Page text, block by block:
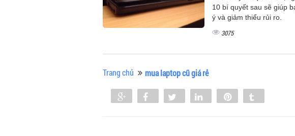
10 bí quyết sau sẽ giúp
ý và giảm thiểu rủi ro.
3075
Trang chủ mua laptop cũ giá rẻ
Share Share Tweet Share